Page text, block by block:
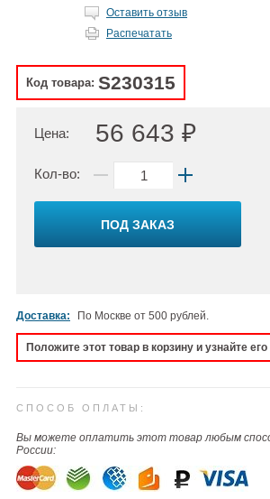
Оставить отзыв
Распечатать
Код товара: S230315
Цена: 56 643 ₽
Кол-во:
ПОД ЗАКАЗ
Доставка: По Москве от 500 рублей.
Положите этот товар в корзину и узнайте
СПОСОБ ОПЛАТЫ:
Вы можете оплатить этот товар любым
России: